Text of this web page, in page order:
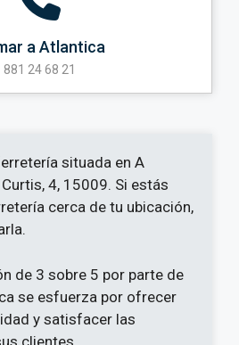
a Atlantica
881 24 68 21
situada en A
Curtis, 4, 15009. Si estás
cerca de tu ubicación,
de 3 sobre 5 por parte de
se esfuerza por ofrecer
y satisfacer las
clientes.